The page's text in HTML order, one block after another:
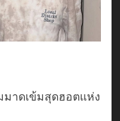
มาดเข้มสุดฮอตแห่ง